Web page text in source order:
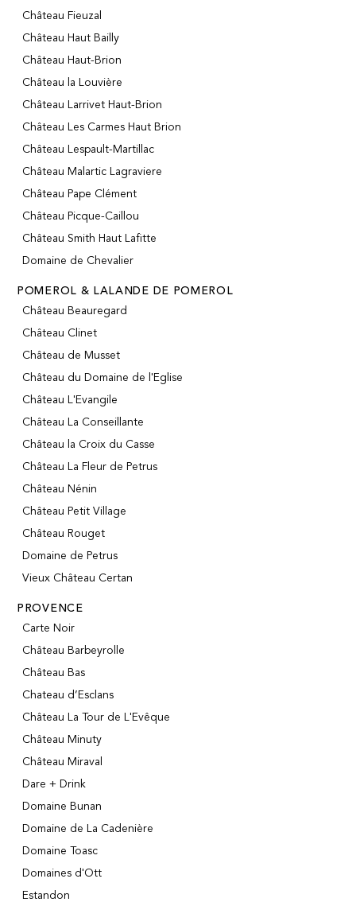
Château Fieuzal
Château Haut Bailly
Château Haut-Brion
Château la Louvière
Château Larrivet Haut-Brion
Château Les Carmes Haut Brion
Château Lespault-Martillac
Château Malartic Lagraviere
Château Pape Clément
Château Picque-Caillou
Château Smith Haut Lafitte
Domaine de Chevalier
POMEROL & LALANDE DE POMEROL
Château Beauregard
Château Clinet
Château de Musset
Château du Domaine de l'Eglise
Château L'Evangile
Château La Conseillante
Château la Croix du Casse
Château La Fleur de Petrus
Château Nénin
Château Petit Village
Château Rouget
Domaine de Petrus
Vieux Château Certan
PROVENCE
Carte Noir
Château Barbeyrolle
Château Bas
Chateau d’Esclans
Château La Tour de L'Evêque
Château Minuty
Château Miraval
Dare + Drink
Domaine Bunan
Domaine de La Cadenière
Domaine Toasc
Domaines d'Ott
Estandon